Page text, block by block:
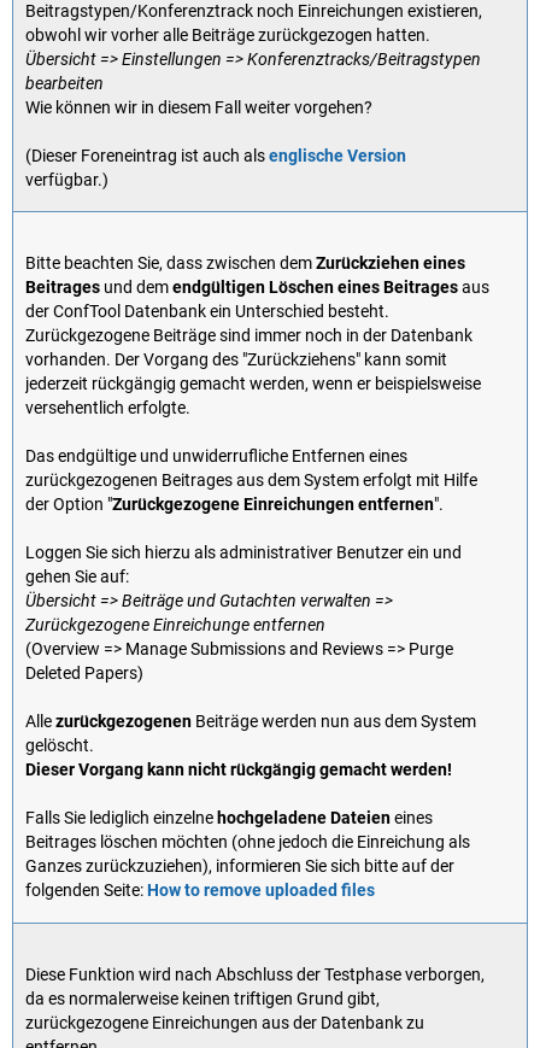
Beitragstypen/Konferenztrack noch Einreichungen existieren,
obwohl wir vorher alle Beiträge zurückgezogen hatten.
Übersicht => Einstellungen => Konferenztracks/Beitragstypen
bearbeiten
Wie können wir in diesem Fall weiter vorgehen?
(Dieser Foreneintrag ist auch alsenglische Version
verfügbar.)
Bitte beachten Sie, dass zwischen demZurückziehen eines
Beitrages und demendgültigen Löschen eines Beitragesaus
der ConfTool Datenbank ein Unterschied besteht.
Zurückgezogene Beiträge sind immer noch in der Datenbank
vorhanden. Der Vorgang des "Zurückziehens" kann somit
jederzeit rückgängig gemacht werden, wenn er beispielsweise
versehentlich erfolgte.
Das endgültige und unwiderrufliche Entfernen eines
zurückgezogenen Beitrages aus dem System erfolgt mit Hilfe
der Option "Zurückgezogene Einreichungen entfernen".
Loggen Sie sich hierzu als administrativer Benutzer ein und
gehen Sie auf:
Übersicht => Beiträge und Gutachten verwalten =>
Zurückgezogene Einreichunge entfernen
(Overview => Manage Submissions and Reviews => Purge
Deleted Papers)
Allezurückgezogenen Beiträge werden nun aus dem System
gelöscht.
Dieser Vorgang kann nicht rückgängig gemacht werden!
Falls Sie lediglich einzelnehochgeladene Dateieneines
Beitrages löschen möchten (ohne jedoch die Einreichung als
Ganzes zurückzuziehen), informieren Sie sich bitte auf der
folgenden Seite:How to remove uploaded files
Diese Funktion wird nach Abschluss der Testphase verborgen,
da es normalerweise keinen triftigen Grund gibt,
zurückgezogene Einreichungen aus der Datenbank zu